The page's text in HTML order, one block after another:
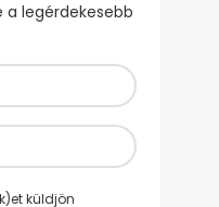
a legérdekesebb
küldjön